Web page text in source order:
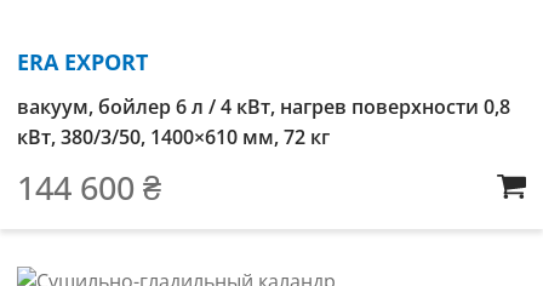
ERA EXPORT
вакуум, бойлер 6 л / 4 кВт, нагрев поверхности 0,8
кВт, 380/3/50, 1400×610 мм, 72 кг
144 600 ₴